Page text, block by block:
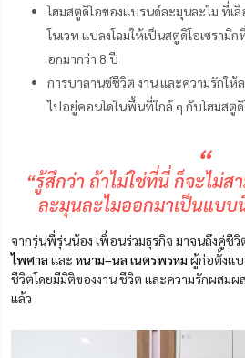
โฮมสตูดิโอของแบรนด์ละมุนละไม ที่เ
โนเวท แปลงโฉมให้เป็นสตูดิโอเซรามิ
อกมากว่า 8 ปี
การบาลานซ์ชีวิต งาน และความรักให้
ไปอยู่คอนโดในพื้นที่ใกล้ ๆ กับโฮมสตูดิ
“
“รู้สึกว่า ถ้าไม่ใช่ที่นี่ ก็จะไม่ส
ละมุนละไมออกมาเป็นแบบ
จากรุ่นพี่รุ่นน้อง เพื่อนร่วมธุรกิจ มาจนถึงคู่ชี
ไพศาล และ หนาม–นล เนตรพรหม ผู้ก่อตั้งแบ
ชีวิตโดยมีมิติของงาน ชีวิต และความรักผสม
แล้ว